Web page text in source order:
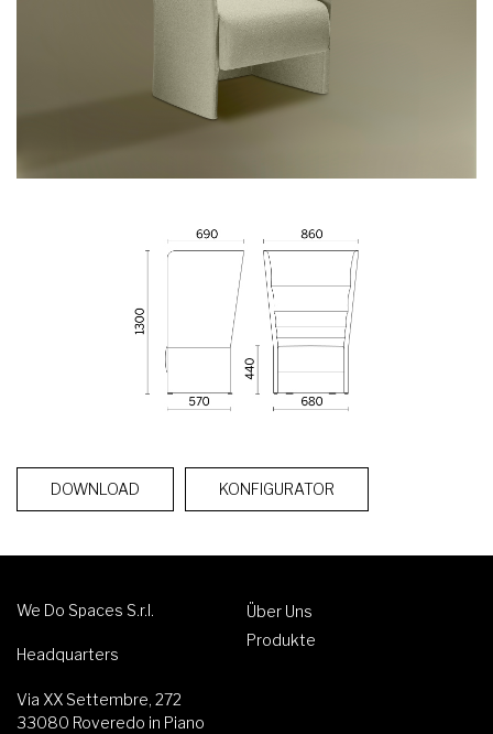
DOWNLOAD KONFIGURATOR
We Do Spaces S.r.l.
Headquarters
Via XX Settembre, 272
33080 Roveredo in Piano
Über Uns
Produkte